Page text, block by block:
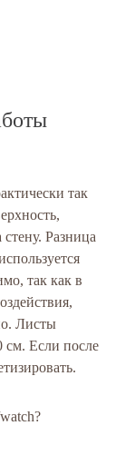
так
Разница
так как в
Листы
см. Если после